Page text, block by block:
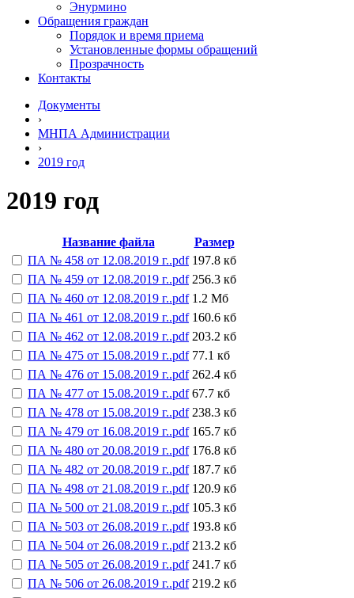
Энурмино
Обращения граждан
Порядок и время приема
Установленные формы обращений
Прозрачность
Контакты
Документы
›
МНПА Администрации
›
2019 год
2019 год
Название файла
Размер
ПА № 458 от 12.08.2019 г..pdf 197.8 кб
ПА № 459 от 12.08.2019 г..pdf 256.3 кб
ПА № 460 от 12.08.2019 г..pdf 1.2 Мб
ПА № 461 от 12.08.2019 г..pdf 160.6 кб
ПА № 462 от 12.08.2019 г..pdf 203.2 кб
ПА № 475 от 15.08.2019 г..pdf 77.1 кб
ПА № 476 от 15.08.2019 г..pdf 262.4 кб
ПА № 477 от 15.08.2019 г..pdf 67.7 кб
ПА № 478 от 15.08.2019 г..pdf 238.3 кб
ПА № 479 от 16.08.2019 г..pdf 165.7 кб
ПА № 480 от 20.08.2019 г..pdf 176.8 кб
ПА № 482 от 20.08.2019 г..pdf 187.7 кб
ПА № 498 от 21.08.2019 г..pdf 120.9 кб
ПА № 500 от 21.08.2019 г..pdf 105.3 кб
ПА № 503 от 26.08.2019 г..pdf 193.8 кб
ПА № 504 от 26.08.2019 г..pdf 213.2 кб
ПА № 505 от 26.08.2019 г..pdf 241.7 кб
ПА № 506 от 26.08.2019 г..pdf 219.2 кб